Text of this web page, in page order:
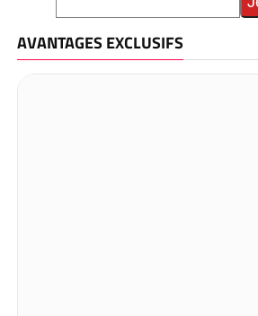
AVANTAGES EXCLUSIFS